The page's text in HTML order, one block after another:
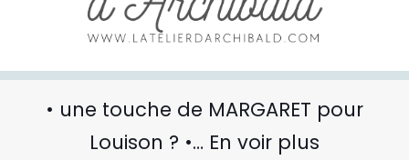
• une touche de MARGARET pour
Louison ? •… En voir plus